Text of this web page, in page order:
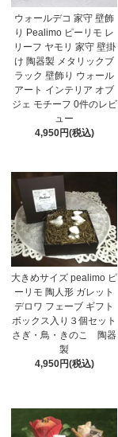
ウォールデコ 家守 壁飾
り Pealimo ピーリモ レ
リーフ ヤモリ 家守 壁掛
け 陶器製 メタリックブ
ラック 壁飾り ウォール
アート インテリア オブ
ジェ モチーフ 0件のレビ
ュー
4,950円(税込)
大きめサイズ pealimo ピ
ーリモ 陶人形 ガレット
デロワ フェーブ ギフト
ボックス入り３個セット
さぎ・鳥・きのこ 陶器
製
4,950円(税込)